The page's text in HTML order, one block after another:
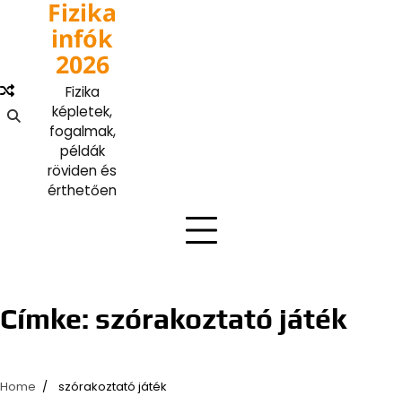
content
Fizika
infók
2026
Fizika
képletek,
fogalmak,
példák
röviden és
érthetően
Címke: szórakoztató játék
Home szórakoztató játék